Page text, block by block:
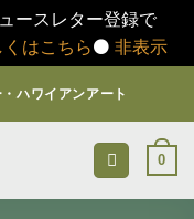
ースレター登録で
くはこちら⚫️ 非表示
ハワイアンアート
0